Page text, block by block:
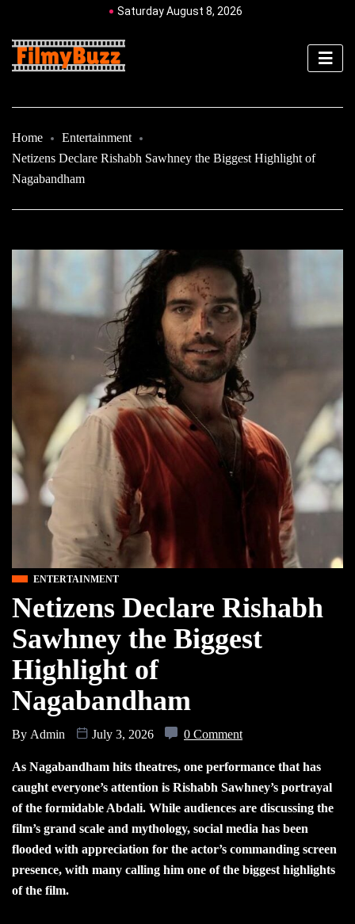
Saturday August 8, 2026
Home
Entertainment
Netizens Declare Rishabh Sawhney the Biggest Highlight of
Nagabandham
ENTERTAINMENT
Netizens Declare Rishabh
Sawhney the Biggest
Highlight of
Nagabandham
By Admin July 3, 2026 0 Comment
As Nagabandham hits theatres, one performance that has
caught everyone’s attention is Rishabh Sawhney’s portrayal
of the formidable Abdali. While audiences are discussing the
film’s grand scale and mythology, social media has been
flooded with appreciation for the actor’s commanding screen
presence, with many calling him one of the biggest highlights
of the film.